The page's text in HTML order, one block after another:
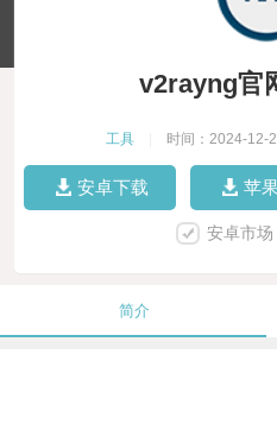
v2rayng官
工具 时间：2024-12-
安卓下载 苹
安卓市
简介